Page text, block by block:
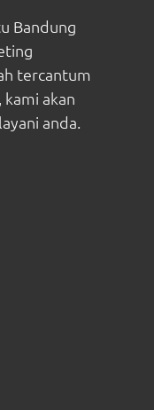
Bandung
tercantum
akan
anda.